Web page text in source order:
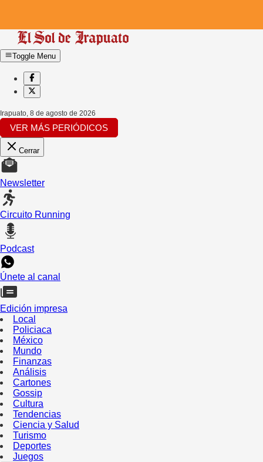
Toggle Menu
Irapuato, 8 de agosto de 2026
VER MÁS PERIÓDICOS
Cerrar
Newsletter
Circuito Running
Podcast
Únete al canal
Edición impresa
Local
Policiaca
México
Mundo
Finanzas
Análisis
Cartones
Gossip
Cultura
Tendencias
Ciencia y Salud
Turismo
Deportes
Juegos